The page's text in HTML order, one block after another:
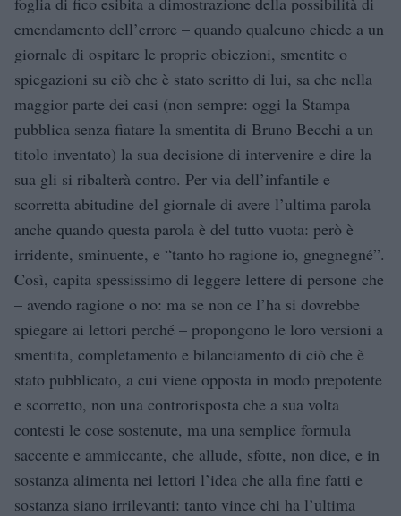
emendamento dell’errore – quando qualcuno chiede a un
giornale di ospitare le proprie obiezioni, smentite o
spiegazioni su ciò che è stato scritto di lui, sa che nella
maggior parte dei casi (non sempre: oggi la Stampa
pubblica senza fiatare la smentita di Bruno Becchi a un
titolo inventato) la sua decisione di intervenire e dire la
sua gli si ribalterà contro. Per via dell’infantile e
scorretta abitudine del giornale di avere l’ultima parola
anche quando questa parola è del tutto vuota: però è
irridente, sminuente, e “tanto ho ragione io, gnegnegné”.
Così, capita spessissimo di leggere lettere di persone che
– avendo ragione o no: ma se non ce l’ha si dovrebbe
spiegare ai lettori perché – propongono le loro versioni a
smentita, completamento e bilanciamento di ciò che è
stato pubblicato, a cui viene opposta in modo prepotente
e scorretto, non una controrisposta che a sua volta
contesti le cose sostenute, ma una semplice formula
saccente e ammiccante, che allude, sfotte, non dice, e in
sostanza alimenta nei lettori l’idea che alla fine fatti e
sostanza siano irrilevanti: tanto vince chi ha l’ultima